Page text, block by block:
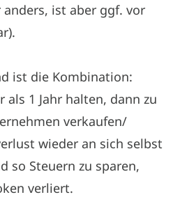
anders, ist aber ggf. vor
ist die Kombination:
1 Jahr halten, dann zu
verkaufen/
wieder an sich selbst
so Steuern zu sparen,
verliert.